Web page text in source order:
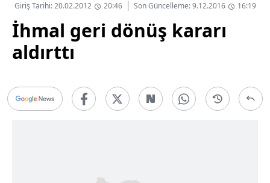
Giriş Tarihi: 20.02.2012
20:46 Son Güncelleme: 9.12.2016 16:19
İhmal geri dönüş kararı
aldırttı